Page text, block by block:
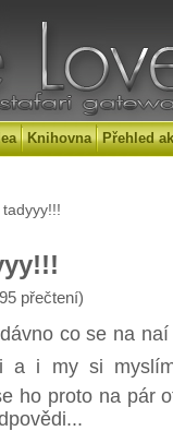
Knihovna Přehled
přečtení)
co se na
a i my si
ho proto na pár